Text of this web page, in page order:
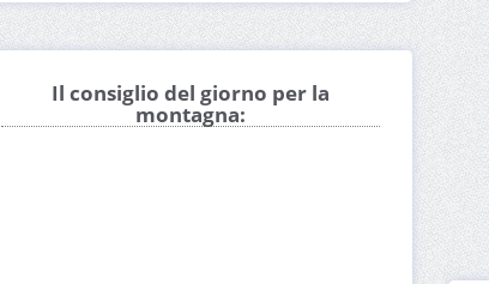
Il consiglio del giorno per la
montagna: